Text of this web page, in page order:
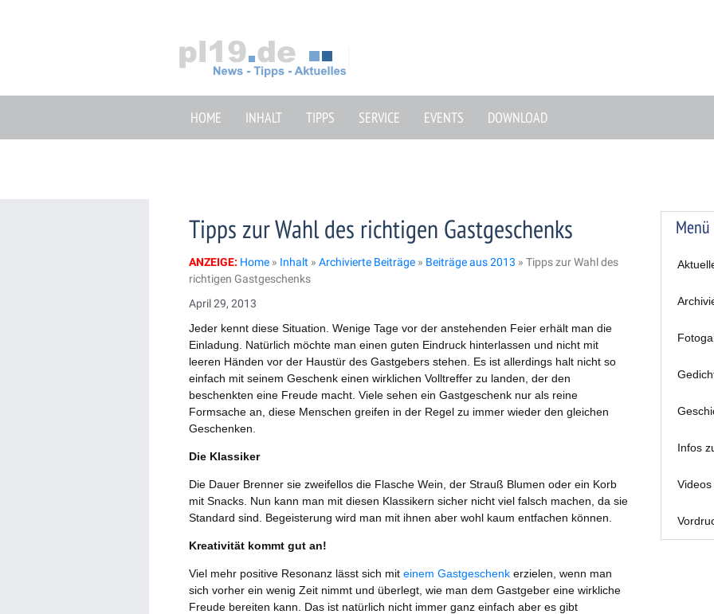
HOME INHALT TIPPS SERVICE EVENTS DOWNLOAD
Tipps zur Wahl des richtigen Gastgeschenks
ANZEIGE: Home » Inhalt » Archivierte Beiträge » Beiträge aus 2013 » Tipps zur Wahl des
richtigen Gastgeschenks
April 29, 2013
Jeder kennt diese Situation. Wenige Tage vor der anstehenden Feier erhält man die
Einladung. Natürlich möchte man einen guten Eindruck hinterlassen und nicht mit
leeren Händen vor der Haustür des Gastgebers stehen. Es ist allerdings halt nicht so
einfach mit seinem Geschenk einen wirklichen Volltreffer zu landen, der den
beschenkten eine Freude macht. Viele sehen ein Gastgeschenk nur als reine
Formsache an, diese Menschen greifen in der Regel zu immer wieder den gleichen
Geschenken.
Die Klassiker
Die Dauer Brenner sie zweifellos die Flasche Wein, der Strauß Blumen oder ein Korb
mit Snacks. Nun kann man mit diesen Klassikern sicher nicht viel falsch machen, da sie
Standard sind. Begeisterung wird man mit ihnen aber wohl kaum entfachen können.
Kreativität kommt gut an!
Viel mehr positive Resonanz lässt sich mit einem Gastgeschenk erzielen, wenn man
sich vorher ein wenig Zeit nimmt und überlegt, wie man dem Gastgeber eine wirkliche
Freude bereiten kann. Das ist natürlich nicht immer ganz einfach aber es gibt
Menü
Infos